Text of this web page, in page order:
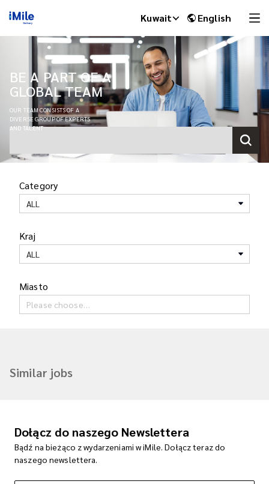
Kuwait English
BE A PART OF A
GLOBAL TEAM
OUR TEAM CONSISTS OF A
DIVERSE GROUP OF EXPERTS
AND TALENT
Category
ALL
Kraj
ALL
Miasto
Please choose…
Similar jobs
Dołącz do naszego Newslettera
Bądź na bieżąco z wydarzeniami w iMile. Dołącz teraz do
naszego newslettera.